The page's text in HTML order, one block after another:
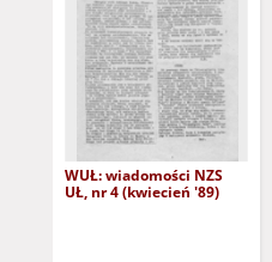
WUŁ: wiadomości NZS
UŁ, nr 4 (kwiecień '89)